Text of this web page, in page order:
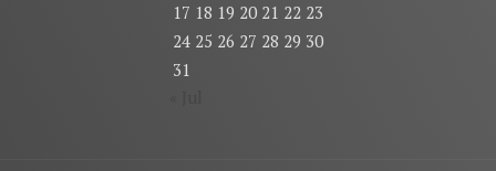
17 18 19 20 21 22 23
24 25 26 27 28 29 30
31